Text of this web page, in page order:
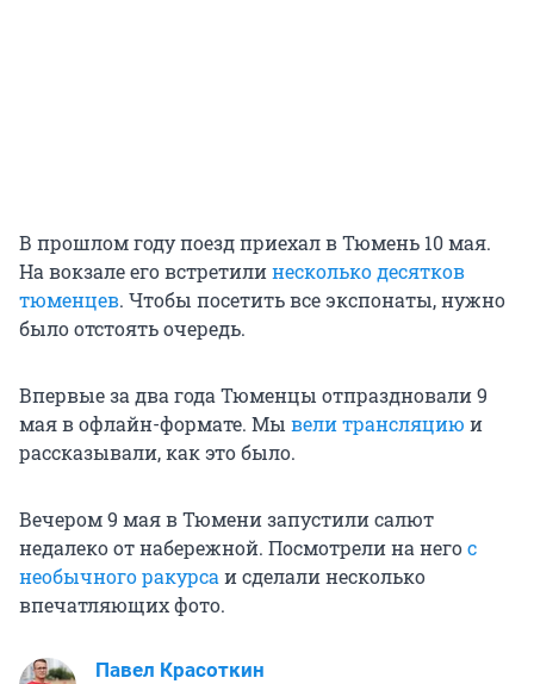
В прошлом году поезд приехал в Тюмень 10 мая.
На вокзале его встретилинесколько десятков
тюменцев. Чтобы посетить все экспонаты, нужно
было отстоять очередь.
Впервые за два года Тюменцы отпраздновали 9
мая в офлайн-формате. Мы вели трансляцию и
рассказывали, как это было.
Вечером 9 мая в Тюмени запустили салют
недалеко от набережной. Посмотрели на негос
необычного ракурсаи сделали несколько
впечатляющих фото.
Павел Красоткин